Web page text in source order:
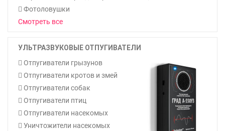
Фотоловушки
Смотреть все
УЛЬТРАЗВУКОВЫЕ ОТПУГИВАТЕЛИ
Отпугиватели грызунов
Отпугиватели кротов и змей
Отпугиватели собак
Отпугиватели птиц
Отпугиватели насекомых
Уничтожители насекомых